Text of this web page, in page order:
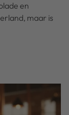
en
maar is